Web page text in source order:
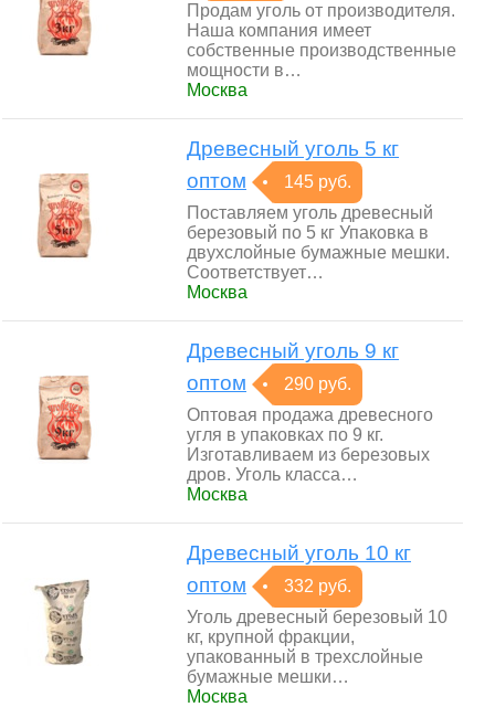
Продам уголь от производителя.
Наша компания имеет
собственные производственные
мощности в…
Москва
Древесный уголь 5 кг
оптом
145 руб.
Поставляем уголь древесный
березовый по 5 кг Упаковка в
двухслойные бумажные мешки.
Соответствует…
Москва
Древесный уголь 9 кг
оптом
290 руб.
Оптовая продажа древесного
угля в упаковках по 9 кг.
Изготавливаем из березовых
дров. Уголь класса…
Москва
Древесный уголь 10 кг
оптом
332 руб.
Уголь древесный березовый 10
кг, крупной фракции,
упакованный в трехслойные
бумажные мешки…
Москва